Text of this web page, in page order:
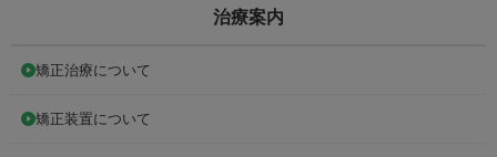
治療案内
矯正治療について
矯正装置について